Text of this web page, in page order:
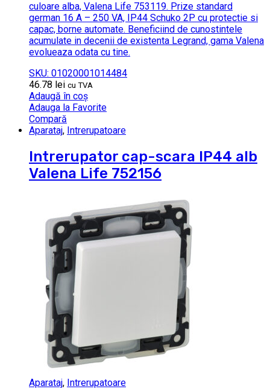
culoare alba, Valena Life 753119. Prize standard
german 16 A – 250 VA, IP44 Schuko 2P cu protectie si
capac, borne automate. Beneficiind de cunostintele
acumulate in decenii de existenta Legrand, gama Valena
evolueaza odata cu tine.
SKU: 01020001014484
46.78 lei cu TVA
Adaugă în coș
Adauga la Favorite
Compară
Aparataj, Intrerupatoare
Intrerupator cap-scara IP44 alb
Valena Life 752156
Aparataj, Intrerupatoare